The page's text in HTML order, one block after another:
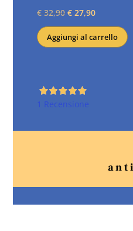
€32,90 Il
prezzo
originale
€27,90Il
prezzo
attuale
Aggiungi al carrello
1 Recensione